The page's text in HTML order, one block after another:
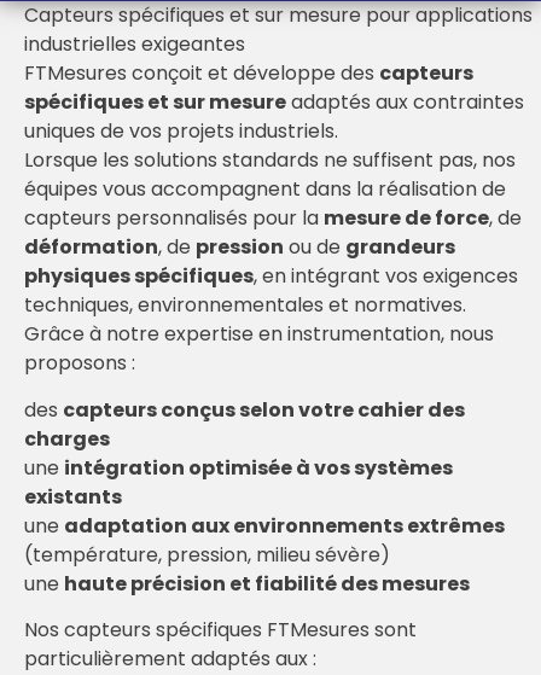
Capteurs spécifiques et sur mesure pour applications
industrielles exigeantes
FTMesures conçoit et développe des capteurs
spécifiques et sur mesureadaptés aux contraintes
uniques de vos projets industriels.
Lorsque les solutions standards ne suffisent pas, nos
équipes vous accompagnent dans la réalisation de
capteurs personnalisés pour la mesure de force, de
déformation, de pression ou de grandeurs
physiques spécifiques, en intégrant vos exigences
techniques, environnementales et normatives.
Grâce à notre expertise en instrumentation, nous
proposons :
des capteurs conçus selon votre cahier des
charges
une intégration optimisée à vos systèmes
existants
une adaptation aux environnements extrêmes
(température, pression, milieu sévère)
une haute précision et fiabilité des mesures
Nos capteurs spécifiques FTMesures sont
particulièrement adaptés aux :